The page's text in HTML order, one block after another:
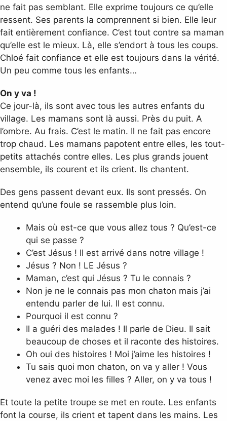
ne fait pas semblant. Elle exprime toujours ce qu’elle
ressent. Ses parents la comprennent si bien. Elle leur
fait entièrement confiance. C’est tout contre sa maman
qu’elle est le mieux. Là, elle s’endort à tous les coups.
Chloé fait confiance et elle est toujours dans la vérité.
Un peu comme tous les enfants…
On y va !
Ce jour-là, ils sont avec tous les autres enfants du
village. Les mamans sont là aussi. Près du puit. A
l’ombre. Au frais. C’est le matin. Il ne fait pas encore
trop chaud. Les mamans papotent entre elles, les tout-
petits attachés contre elles. Les plus grands jouent
ensemble, ils courent et ils crient. Ils chantent.
Des gens passent devant eux. Ils sont pressés. On
entend qu’une foule se rassemble plus loin.
Mais où est-ce que vous allez tous ? Qu’est-ce
qui se passe ?
C’est Jésus ! Il est arrivé dans notre village !
Jésus ? Non ! LE Jésus ?
Maman, c’est qui Jésus ? Tu le connais ?
Non je ne le connais pas mon chaton mais j’ai
entendu parler de lui. Il est connu.
Pourquoi il est connu ?
Il a guéri des malades ! Il parle de Dieu. Il sait
beaucoup de choses et il raconte des histoires.
Oh oui des histoires ! Moi j’aime les histoires !
Tu sais quoi mon chaton, on va y aller ! Vous
venez avec moi les filles ? Aller, on y va tous !
Et toute la petite troupe se met en route. Les enfants
font la course, ils crient et tapent dans les mains. Les